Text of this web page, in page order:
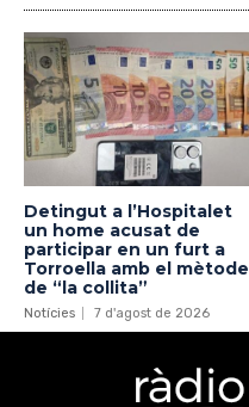
Detingut a l’Hospitalet
un home acusat de
participar en un furt a
Torroella amb el mètode
de “la collita”
Notícies 7 d'agost de 2026